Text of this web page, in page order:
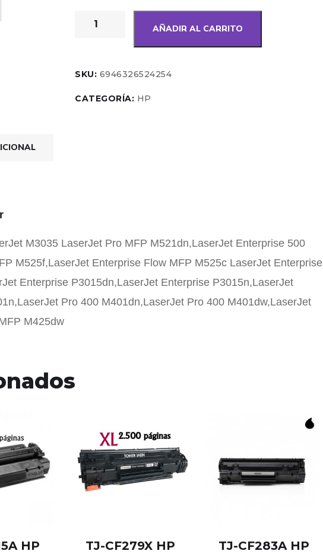
AÑADIR AL CARRITO
SKU: 6946326524254
CATEGORÍA: HP
M3035 LaserJet Pro MFP M521dn,LaserJet Enterprise 500
M525f,LaserJet Enterprise Flow MFP M525c LaserJet Enterprise
Enterprise P3015dn,LaserJet Enterprise P3015n,LaserJet
Pro 400 M401dn,LaserJet Pro 400 M401dw,LaserJet
M425dw
HP
TJ-CF279X HP
TJ-CF283A HP